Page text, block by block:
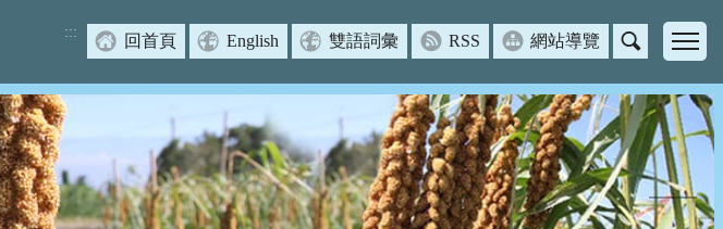
::: 回首頁 English 雙語詞彙 RSS 網站導覽
單